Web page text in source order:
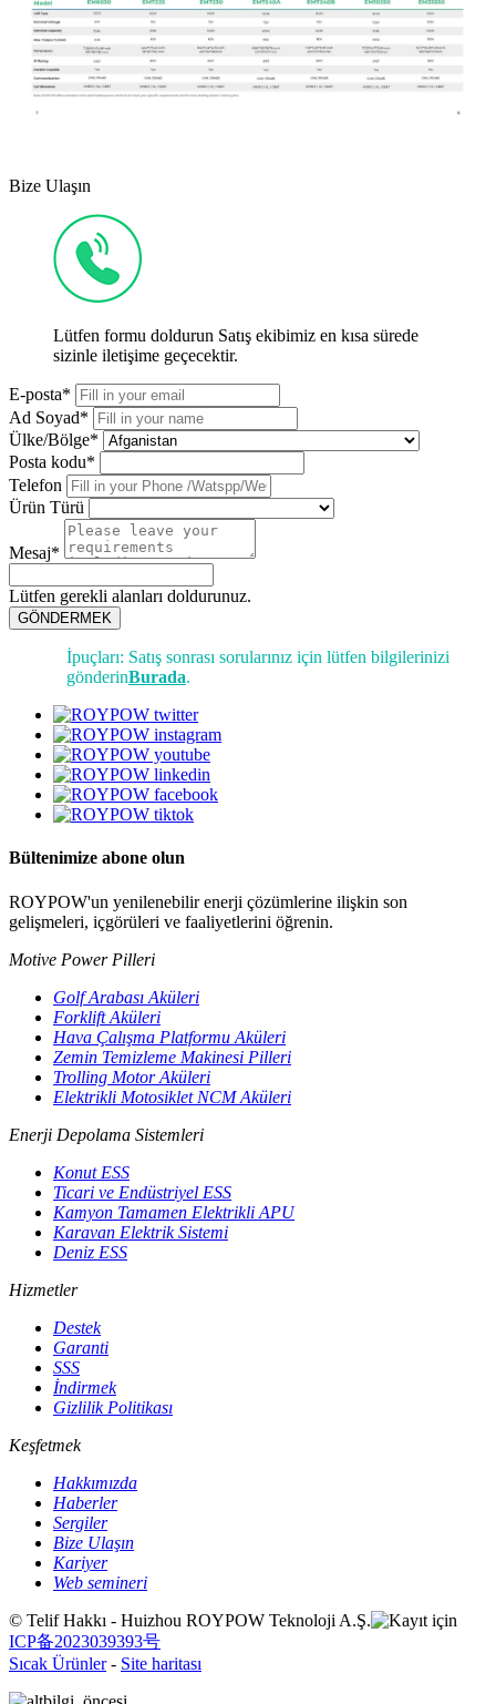
Bize Ulaşın
Lütfen formu doldurun Satış ekibimiz en kısa sürede
sizinle iletişime geçecektir.
E-posta*
Ad Soyad*
Ülke/Bölge*
Posta kodu*
Telefon
Ürün Türü
Mesaj*
Lütfen gerekli alanları doldurunuz.
GÖNDERMEK
İpuçları: Satış sonrası sorularınız için lütfen bilgilerinizi
gönderinBurada.
Bültenimize abone olun
ROYPOW'un yenilenebilir enerji çözümlerine ilişkin son
gelişmeleri, içgörüleri ve faaliyetlerini öğrenin.
Motive Power Pilleri
Golf Arabası Aküleri
Forklift Aküleri
Hava Çalışma Platformu Aküleri
Zemin Temizleme Makinesi Pilleri
Trolling Motor Aküleri
Elektrikli Motosiklet NCM Aküleri
Enerji Depolama Sistemleri
Konut ESS
Ticari ve Endüstriyel ESS
Kamyon Tamamen Elektrikli APU
Karavan Elektrik Sistemi
Deniz ESS
Hizmetler
Destek
Garanti
SSS
İndirmek
Gizlilik Politikası
Keşfetmek
Hakkımızda
Haberler
Sergiler
Bize Ulaşın
Kariyer
Web semineri
© Telif Hakkı - Huizhou ROYPOW Teknoloji A.Ş.
ICP备2023039393号
Sıcak Ürünler- Site haritası